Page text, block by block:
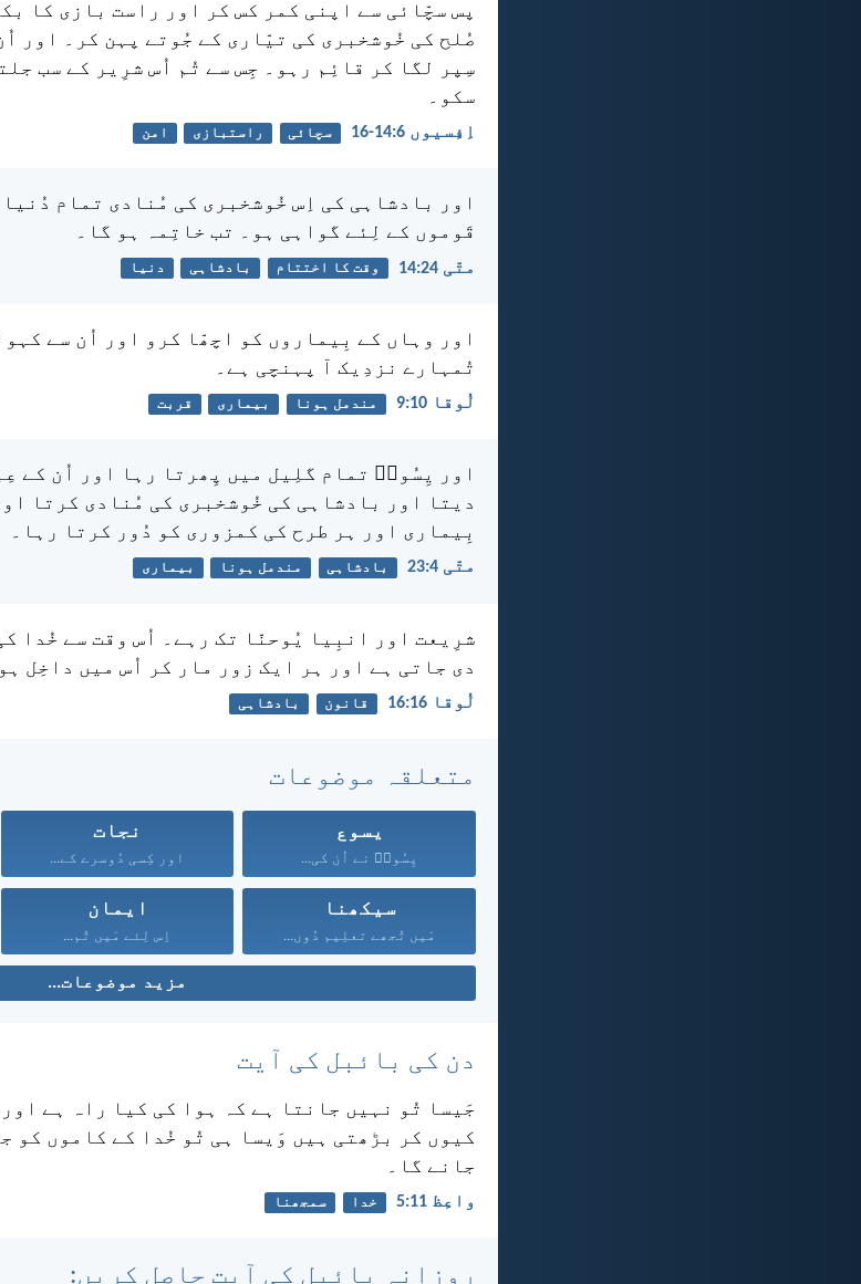
پس سچّائی سے اپنی کمر کس کر اور راست بازی کا
صُلح کی خُوشخبری کی تیّاری کے جُوتے پہن کر۔ اور
سِپر لگا کر قائِم رہو۔ جِس سے تُم اُس شرِیر کے سب
سکو۔
اِفِسیوں 6:‏14-‏16 سچائی راستبازی امن
اور بادشاہی کی اِس خُوشخبری کی مُنادی تمام
قَوموں کے لِئے گواہی ہو۔ تب خاتِمہ ہو گا۔
متّی 24:‏14 وقت کا اختتام بادشاہی دنیا
اور وہاں کے بِیماروں کو اچھّا کرو اور اُن سے
تُمہارے نزدِیک آ پہنچی ہے۔
لُوقا 10:‏9 مندمل ہونا بیماری قربت
اور یِسُوعؔ تمام گلِیل میں پِھرتا رہا اور اُن کے
دیتا اور بادشاہی کی خُوشخبری کی مُنادی کرتا
بِیماری اور ہر طرح کی کمزوری کو دُور کرتا رہا۔
متّی 4:‏23 بادشاہی مندمل ہونا بیماری
شرِیعت اور انبِیا یُوحنّا تک رہے۔ اُس وقت سے خُدا
دی جاتی ہے اور ہر ایک زور مار کر اُس میں داخِل
لُوقا 16:‏16 قانون بادشاہی
متعلقہ موضوعات
یسوع
یِسُوعؔ نے اُن کی...
نجات
اور کِسی دُوسرے کے...
سیکھنا
مَیں تُجھے تعلِیم دُوں...
ایمان
اِس لِئے مَیں تُم...
مزید موضوعات...
دن کی بائبل کی آیت
جَیسا تُو نہیں جانتا ہے کہ ہوا کی کیا راہ ہے
کیوں کر بڑھتی ہیں وَیسا ہی تُو خُدا کے کاموں کو
جانے گا۔
واعِظ 11:‏5 خدا سمجھنا
روزانہ بائبل کی آیت حاصل کریں: